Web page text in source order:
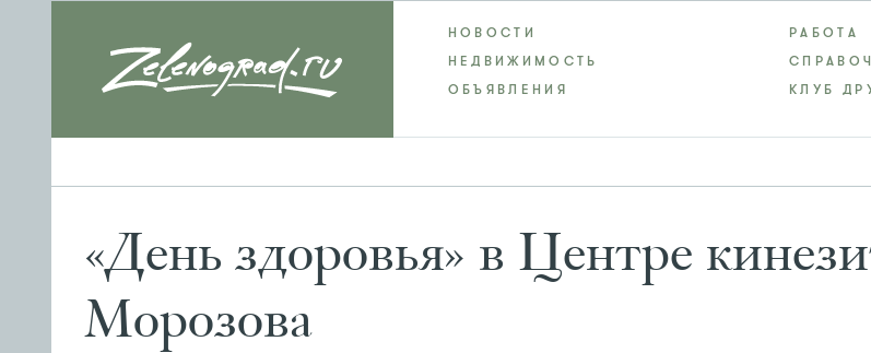
НОВОСТИ
РАБОТА
НЕДВИЖИМОСТЬ
ОБЪЯВЛЕНИЯ
КЛУБ
«День здоровья» в Центре
Морозова